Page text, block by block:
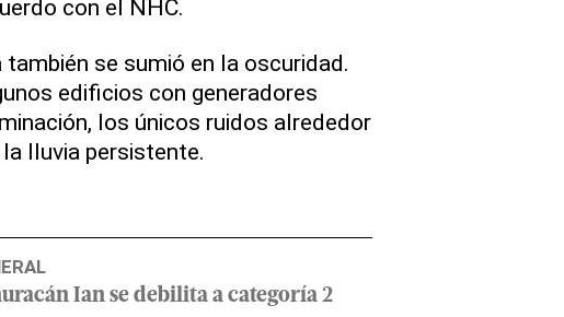
con el NHC.
se sumió en la oscuridad.
edificios con generadores
los únicos ruidos alrededor
lluvia persistente.
Ian se debilita a categoría 2